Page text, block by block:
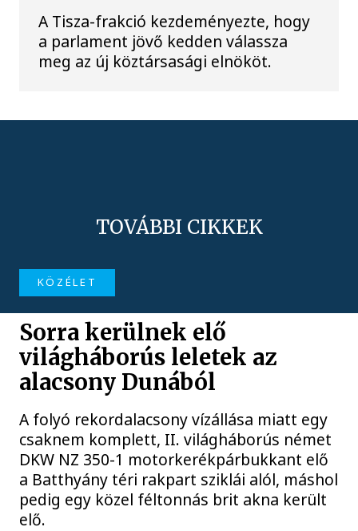
A Tisza-frakció kezdeményezte, hogy
a parlament jövő kedden válassza
meg az új köztársasági elnököt.
TOVÁBBI CIKKEK
KÖZÉLET
Sorra kerülnek elő
világháborús leletek az
alacsony Dunából
A folyó rekordalacsony vízállása miatt egy
csaknem komplett, II. világháborús német
DKW NZ 350-1 motorkerékpárbukkant elő
a Batthyány téri rakpart sziklái alól, máshol
pedig egy közel féltonnás brit akna került
elő.